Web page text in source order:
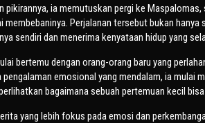
pikirannya, ia memutuskan pergi ke
membebaninya. Perjalanan tersebut bukan
sendiri dan menerima kenyataan hidup yang
bertemu dengan orang-orang baru yang
emosional yang mendalam, ia mulai
bagaimana sebuah pertemuan kecil
yang lebih fokus pada emosi dan